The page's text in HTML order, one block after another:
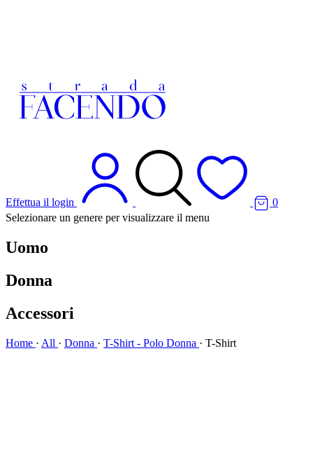
Effettua il login
0
Selezionare un genere per visualizzare il menu
Uomo
Donna
Accessori
Home · All · Donna · T-Shirt - Polo Donna · T-Shirt